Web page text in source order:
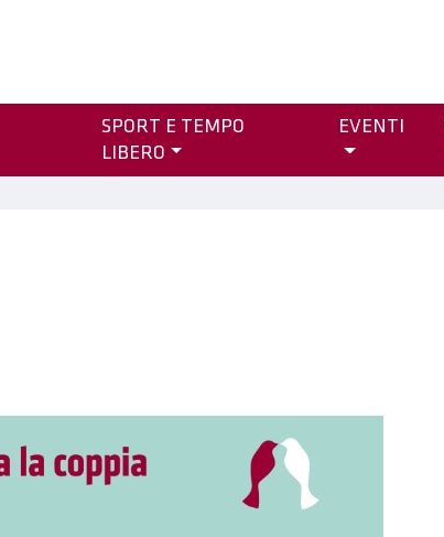
SPORT E TEMPO
LIBERO
EVENTI